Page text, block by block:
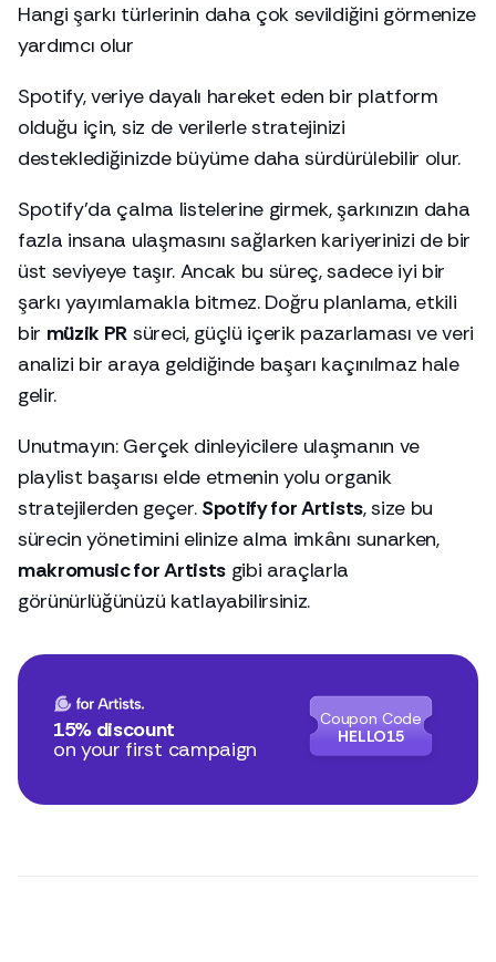
Hangi şarkı türlerinin daha çok sevildiğini görmenize
yardımcı olur
Spotify, veriye dayalı hareket eden bir platform
olduğu için, siz de verilerle stratejinizi
desteklediğinizde büyüme daha sürdürülebilir olur.
Spotify’da çalma listelerine girmek, şarkınızın daha
fazla insana ulaşmasını sağlarken kariyerinizi de bir
üst seviyeye taşır. Ancak bu süreç, sadece iyi bir
şarkı yayımlamakla bitmez. Doğru planlama, etkili
bir müzik PR süreci, güçlü içerik pazarlaması ve veri
analizi bir araya geldiğinde başarı kaçınılmaz hale
gelir.
Unutmayın: Gerçek dinleyicilere ulaşmanın ve
playlist başarısı elde etmenin yolu organik
stratejilerden geçer. Spotify for Artists, size bu
sürecin yönetimini elinize alma imkânı sunarken,
makromusic for Artistsgibi araçlarla
görünürlüğünüzü katlayabilirsiniz.
15% discount
on your first campaign
Coupon Code
HELLO15